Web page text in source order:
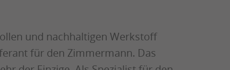
und nachhaltigen Werkstoff
für den Zimmermann. Das